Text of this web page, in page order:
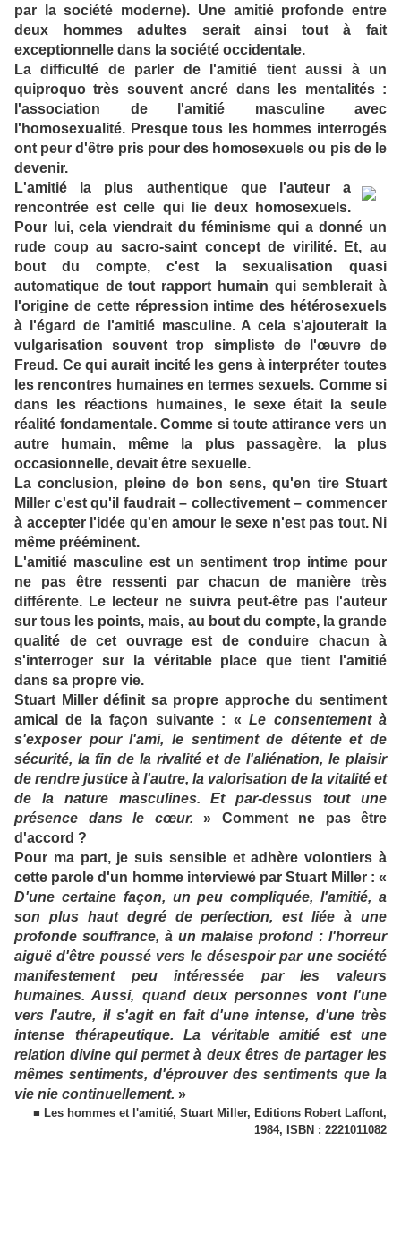
par la société moderne). Une amitié profonde entre
deux hommes adultes serait ainsi tout à fait
exceptionnelle dans la société occidentale.
La difficulté de parler de l'amitié tient aussi à un
quiproquo très souvent ancré dans les mentalités :
l'association de l'amitié masculine avec
l'homosexualité. Presque tous les hommes interrogés
ont peur d'être pris pour des homosexuels ou pis de le
devenir.
L'amitié la plus authentique que l'auteur a
rencontrée est celle qui lie deux homosexuels.
Pour lui, cela viendrait du féminisme qui a donné un
rude coup au sacro-saint concept de virilité. Et, au
bout du compte, c'est la sexualisation quasi
automatique de tout rapport humain qui semblerait à
l'origine de cette répression intime des hétérosexuels
à l'égard de l'amitié masculine. A cela s'ajouterait la
vulgarisation souvent trop simpliste de l'œuvre de
Freud. Ce qui aurait incité les gens à interpréter toutes
les rencontres humaines en termes sexuels. Comme si
dans les réactions humaines, le sexe était la seule
réalité fondamentale. Comme si toute attirance vers un
autre humain, même la plus passagère, la plus
occasionnelle, devait être sexuelle.
La conclusion, pleine de bon sens, qu'en tire Stuart
Miller c'est qu'il faudrait – collectivement – commencer
à accepter l'idée qu'en amour le sexe n'est pas tout. Ni
même prééminent.
L'amitié masculine est un sentiment trop intime pour
ne pas être ressenti par chacun de manière très
différente. Le lecteur ne suivra peut-être pas l'auteur
sur tous les points, mais, au bout du compte, la grande
qualité de cet ouvrage est de conduire chacun à
s'interroger sur la véritable place que tient l'amitié
dans sa propre vie.
Stuart Miller définit sa propre approche du sentiment
amical de la façon suivante : « Le consentement à
s'exposer pour l'ami, le sentiment de détente et de
sécurité, la fin de la rivalité et de l'aliénation, le plaisir
de rendre justice à l'autre, la valorisation de la vitalité et
de la nature masculines. Et par-dessus tout une
présence dans le cœur. » Comment ne pas être
d'accord ?
Pour ma part, je suis sensible et adhère volontiers à
cette parole d'un homme interviewé par Stuart Miller : «
D'une certaine façon, un peu compliquée, l'amitié, a
son plus haut degré de perfection, est liée à une
profonde souffrance, à un malaise profond : l'horreur
aiguë d'être poussé vers le désespoir par une société
manifestement peu intéressée par les valeurs
humaines. Aussi, quand deux personnes vont l'une
vers l'autre, il s'agit en fait d'une intense, d'une très
intense thérapeutique. La véritable amitié est une
relation divine qui permet à deux êtres de partager les
mêmes sentiments, d'éprouver des sentiments que la
vie nie continuellement. »
■ Les hommes et l'amitié, Stuart Miller, Editions Robert Laffont,
1984, ISBN : 2221011082